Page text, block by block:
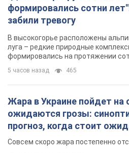
ожидаются грозы:
прогноз, когда стоит
изменения погоды
Совсем скоро жара постепенно
5.08.2026 14:59 5,6 т.
"Или, может, я запугана с
Елена Зарецкая – об
бабушки-диссидентки
Горской, критике сына
бегстве в Португалию с
детьми
OBOZ.UA встретился с внучкой